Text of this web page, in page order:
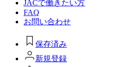
JACで働きたい方
FAQ
お問い合わせ
保存済み
新規登録